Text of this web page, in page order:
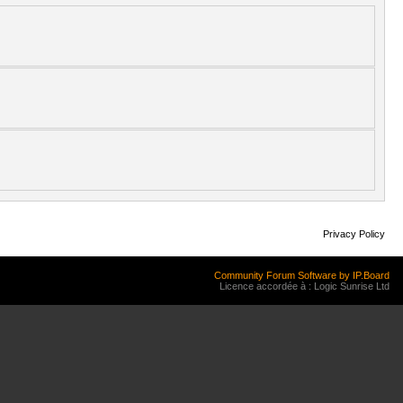
Privacy Policy
Community Forum Software by IP.Board
Licence accordée à : Logic Sunrise Ltd